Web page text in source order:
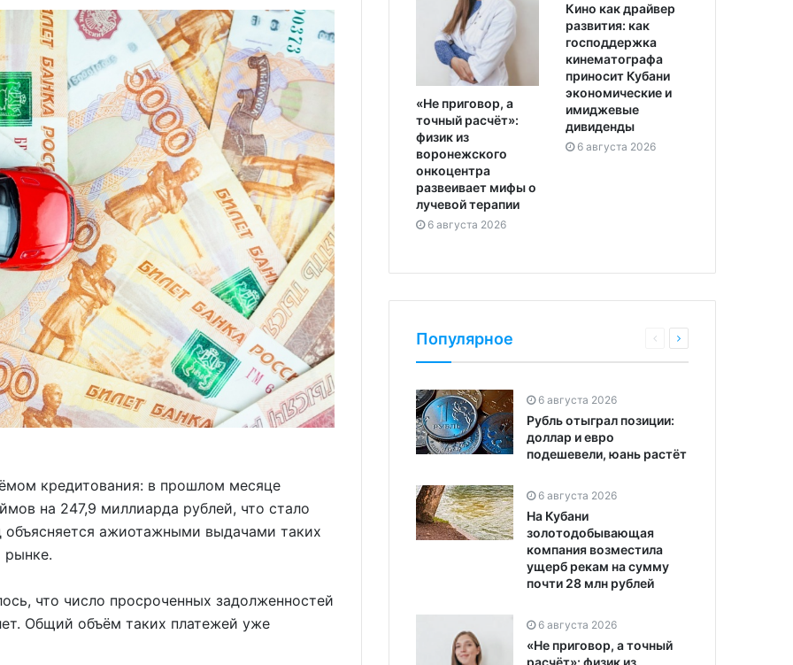
кредитования: в прошлом месяце
на 247,9 миллиарда рублей, что стало
ажиотажными выдачами таких
рынке.
что число просроченных задолженностей
Общий объём таких платежей уже
«Не приговор, а
точный расчёт»:
физик из
воронежского
онкоцентра
развеивает мифы о
лучевой терапии
6 августа 2026
Кино как драйвер
развития: как
господдержка
кинематографа
приносит Кубани
экономические и
имиджевые
дивиденды
6 августа 2026
Популярное
6 августа 2026
Рубль отыграл позиции:
доллар и евро
подешевели, юань растёт
6 августа 2026
На Кубани
золотодобывающая
компания возместила
ущерб рекам на сумму
почти 28 млн рублей
6 августа 2026
«Не приговор, а точный